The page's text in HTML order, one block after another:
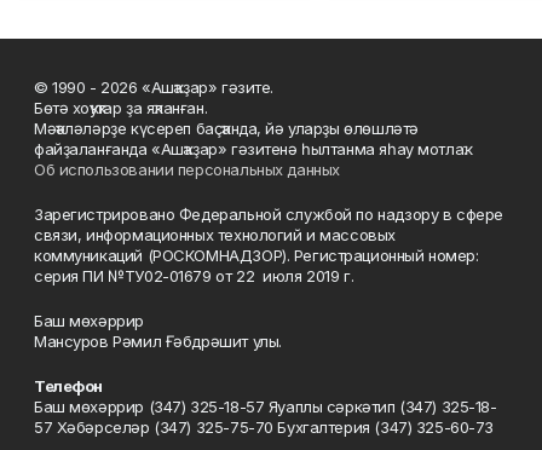
© 1990 - 2026 «Ашҡаҙар» гәзите.
Бөтә хоҡуҡтар ҙа яҡланған.
Мәҡәләләрҙе күсереп баҫҡанда, йә уларҙы өлөшләтә
файҙаланғанда «Ашҡаҙар» гәзитенә һылтанма яһау мотлаҡ.
Об использовании персональных данных
Зарегистрировано Федеральной службой по надзору в сфере
связи, информационных технологий и массовых
коммуникаций (РОСКОМНАДЗОР). Регистрационный номер:
серия ПИ №ТУ02-01679 от 22 июля 2019 г.
Баш мөхәррир
Мансуров Рәмил Ғәбдрәшит улы.
Телефон
Баш мөхәррир (347) 325-18-57 Яуаплы сәркәтип (347) 325-18-
57 Хәбәрселәр (347) 325-75-70 Бухгалтерия (347) 325-60-73